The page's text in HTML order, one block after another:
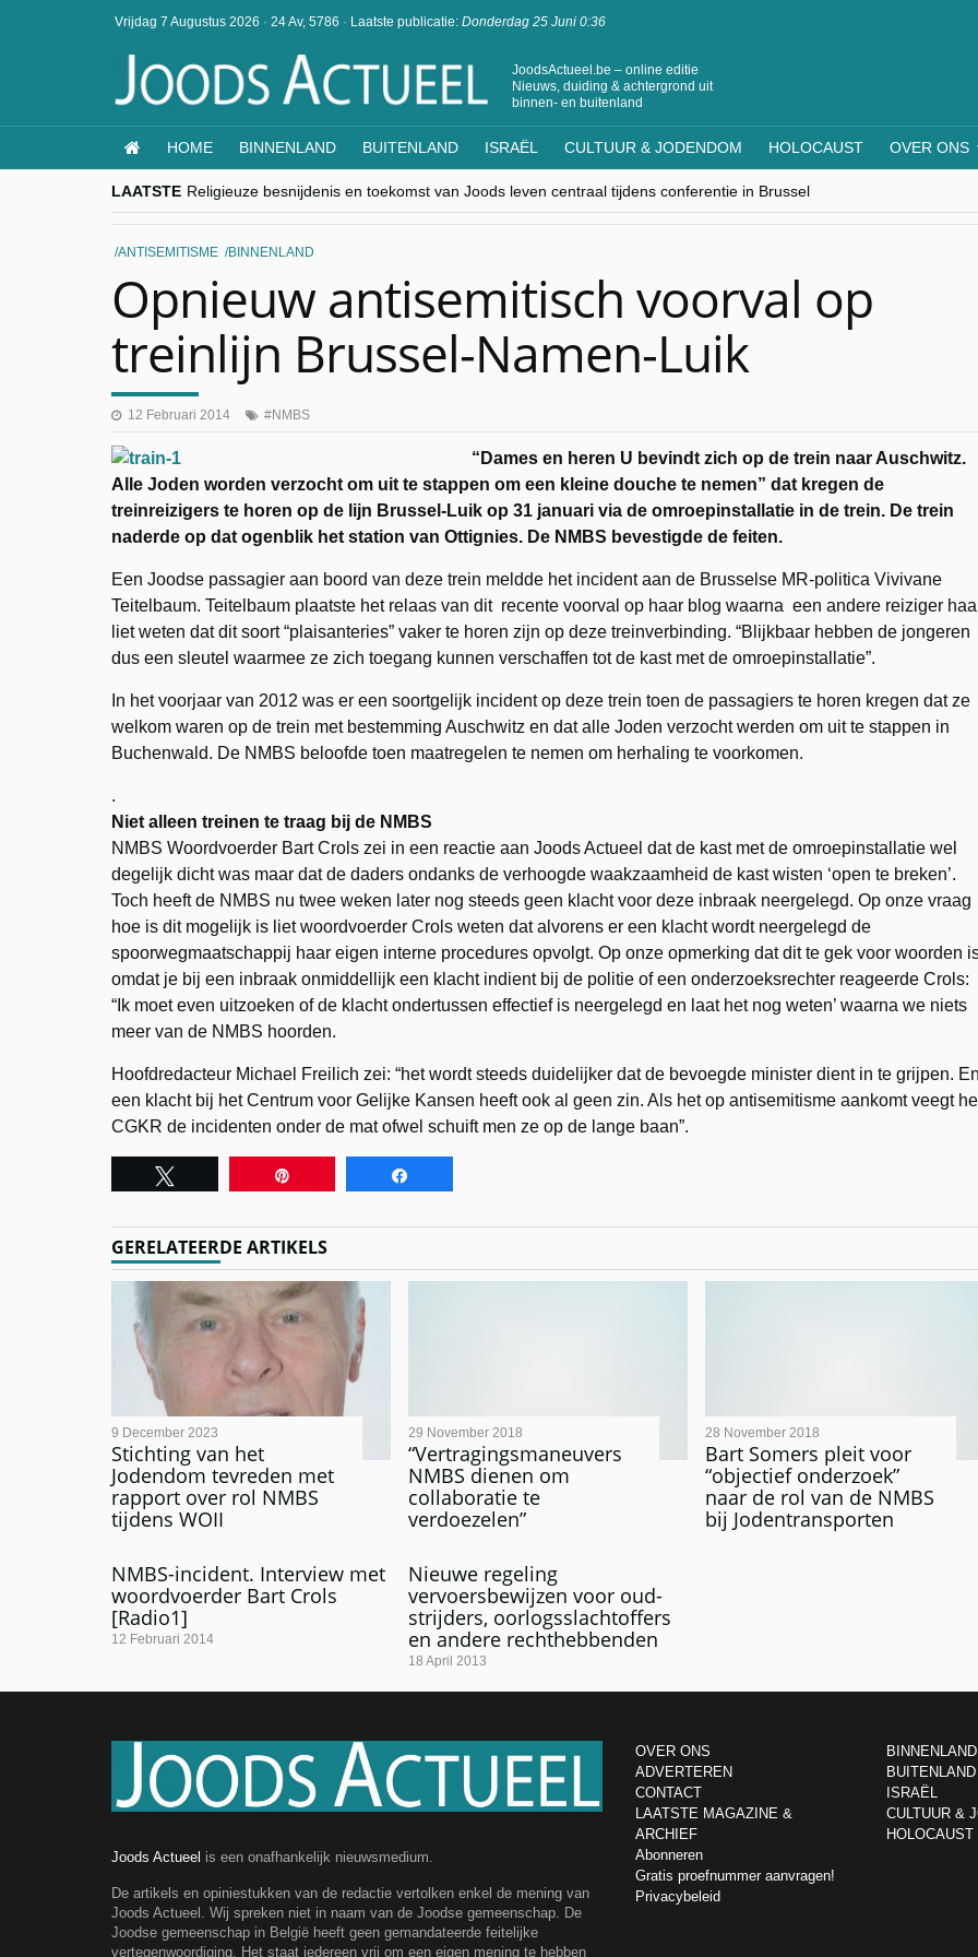
Vrijdag 7 Augustus 2026 · 24 Av, 5786 · Laatste publicatie: Donderdag 25 Juni 0:36
JoodsActueel.be – online editie
Nieuws, duiding & achtergrond uit
binnen- en buitenland
HOME BINNENLAND BUITENLAND ISRAËL CULTUUR & JODENDOM HOLOCAUST OVER ONS
LAATSTE Religieuze besnijdenis en toekomst van Joods leven centraal tijdens conferentie in Brussel
“Besnijdenisdebat toont hoe moeilijk seculiere Westen minderheden begrijpt”, Jinnih Beels (Vooruit)
CITYTRIP | ROEMENIË – Boekarest: de verrassing van Oost-Europa
“Vandaag zit elke Jood in België op de beklaagdenbank”
ANTISEMITISME BINNENLAND
Opnieuw antisemitisch voorval op
treinlijn Brussel-Namen-Luik
12 Februari 2014 NMBS
“Dames en heren U bevindt zich op de trein naar Auschwitz.
Alle Joden worden verzocht om uit te stappen om een kleine douche te nemen” dat kregen de
treinreizigers te horen op de lijn Brussel-Luik op 31 januari via de omroepinstallatie in de trein. De trein
naderde op dat ogenblik het station van Ottignies. De NMBS bevestigde de feiten.
Een Joodse passagier aan boord van deze trein meldde het incident aan de Brusselse MR-politica Vivivane
Teitelbaum. Teitelbaum plaatste het relaas van dit recente voorval op haar blog waarna een andere reiziger
liet weten dat dit soort “plaisanteries” vaker te horen zijn op deze treinverbinding. “Blijkbaar hebben de jongeren
dus een sleutel waarmee ze zich toegang kunnen verschaffen tot de kast met de omroepinstallatie”.
In het voorjaar van 2012 was er een soortgelijk incident op deze trein toen de passagiers te horen kregen dat ze
welkom waren op de trein met bestemming Auschwitz en dat alle Joden verzocht werden om uit te stappen in
Buchenwald. De NMBS beloofde toen maatregelen te nemen om herhaling te voorkomen.
.
Niet alleen treinen te traag bij de NMBS
NMBS Woordvoerder Bart Crols zei in een reactie aan Joods Actueel dat de kast met de omroepinstallatie wel
degelijk dicht was maar dat de daders ondanks de verhoogde waakzaamheid de kast wisten ‘open te breken’.
Toch heeft de NMBS nu twee weken later nog steeds geen klacht voor deze inbraak neergelegd. Op onze vraag
hoe is dit mogelijk is liet woordvoerder Crols weten dat alvorens er een klacht wordt neergelegd de
spoorwegmaatschappij haar eigen interne procedures opvolgt. Op onze opmerking dat dit te gek voor woorden
omdat je bij een inbraak onmiddellijk een klacht indient bij de politie of een onderzoeksrechter reageerde Crols:
“Ik moet even uitzoeken of de klacht ondertussen effectief is neergelegd en laat het nog weten’ waarna we niets
meer van de NMBS hoorden.
Hoofdredacteur Michael Freilich zei: “het wordt steeds duidelijker dat de bevoegde minister dient in te grijpen.
een klacht bij het Centrum voor Gelijke Kansen heeft ook al geen zin. Als het op antisemitisme aankomt veegt
CGKR de incidenten onder de mat ofwel schuift men ze op de lange baan”.
GERELATEERDE ARTIKELS
Stichting van het
Jodendom tevreden met
rapport over rol NMBS
tijdens WOII
9 December 2023
“Vertragingsmaneuvers
NMBS dienen om
collaboratie te
verdoezelen”
29 November 2018
Bart Somers pleit voor
“objectief onderzoek”
naar de rol van de NMBS
bij Jodentransporten
28 November 2018
NMBS-incident. Interview met
woordvoerder Bart Crols
[Radio1]
12 Februari 2014
Nieuwe regeling
vervoersbewijzen voor oud-
strijders, oorlogsslachtoffers
en andere rechthebbenden
18 April 2013
Joods Actueel is een onafhankelijk nieuwsmedium.
De artikels en opiniestukken van de redactie vertolken enkel de mening van
Joods Actueel. Wij spreken niet in naam van de Joodse gemeenschap. De
Joodse gemeenschap in België heeft geen gemandateerde feitelijke
vertegenwoordiging. Het staat iedereen vrij om een eigen mening te hebben
OVER ONS
ADVERTEREN
CONTACT
LAATSTE MAGAZINE &
ARCHIEF
Abonneren
Gratis proefnummer aanvragen!
Privacybeleid
BINNENLAND
BUITENLAND
ISRAËL
CULTUUR &
HOLOCAUST